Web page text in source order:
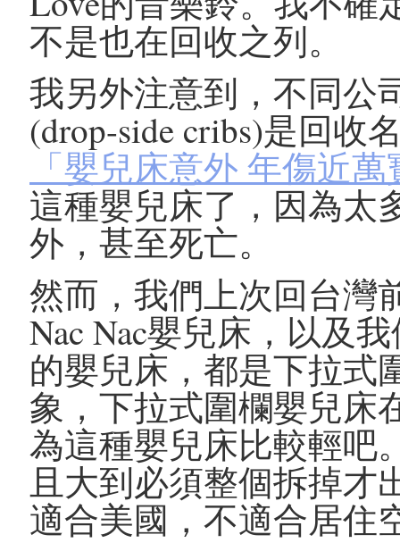
不是也在回收之列。
我另外注意到，不同公
(drop-side cribs)是回收
「嬰兒床意外 年傷近
這種嬰兒床了，因為太
外，甚至死亡。
然而，我們上次回台灣
Nac Nac嬰兒床，以及
的嬰兒床，都是下拉式
象，下拉式圍欄嬰兒床
為這種嬰兒床比較輕吧
且大到必須整個拆掉才
適合美國，不適合居住